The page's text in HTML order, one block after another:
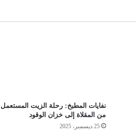
نفايات المطبخ: رحلة الزيت المستعمل
من المقلاة إلى خزان الوقود
25 ديسمبر، 2025